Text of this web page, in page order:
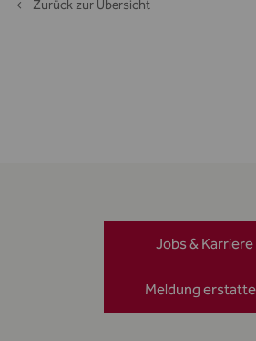
Zurück zur Übersicht
Jobs & Karriere
Meldung